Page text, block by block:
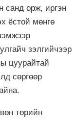
санд орж, иргэн
ёстой мөнгө
зэлгийчээр
цуурайтай
сөргөөр
төрийн